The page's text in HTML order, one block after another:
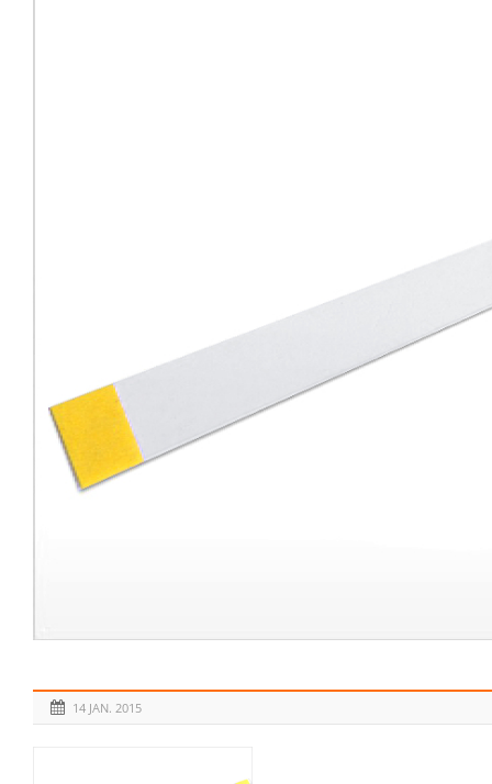
14 JAN. 2015